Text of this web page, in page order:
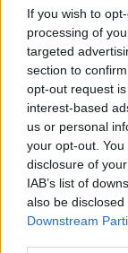
If you wish to
processing of
targeted
section to
opt-out request
interest-based
us or personal
your opt-out.
disclosure of
IAB’s list of
also be
Downstream
Ezért hát
készülnek,
véletlenül
ismerhessen
Ehhez
fordulat,